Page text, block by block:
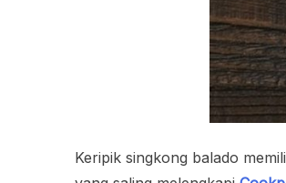
Keripik singkong balado